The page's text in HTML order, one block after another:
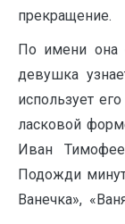
прекращение.
По имени она
девушка
использует
ласковой
Иван
Подожди
Ванечка»,